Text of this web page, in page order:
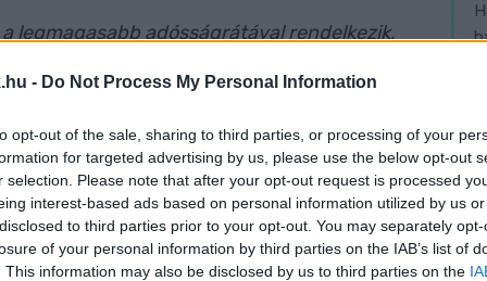
- Do Not Process My Personal Information
opt-out of the sale, sharing to third parties, or processing of your
for targeted advertising by us, please use the below opt-out
selection. Please note that after your opt-out request is processed
interest-based ads based on personal information utilized by us
to third parties prior to your opt-out. You may separately
of your personal information by third parties on the IAB’s list of
This information may also be disclosed by us to third parties on the
legmagasabb adósságrátával rendelkezik,
tervezi 2022-re, ami egyben az EU harmadik
Ha a pénzpiacok a két számjegyű GDP-
újraindítás után úgy ítélik meg, hogy a
2022-es költségvetés, a tartósan kiugró
együttesen fenntarthatatlan
pénzügyi támadás érheti Magyarországot -